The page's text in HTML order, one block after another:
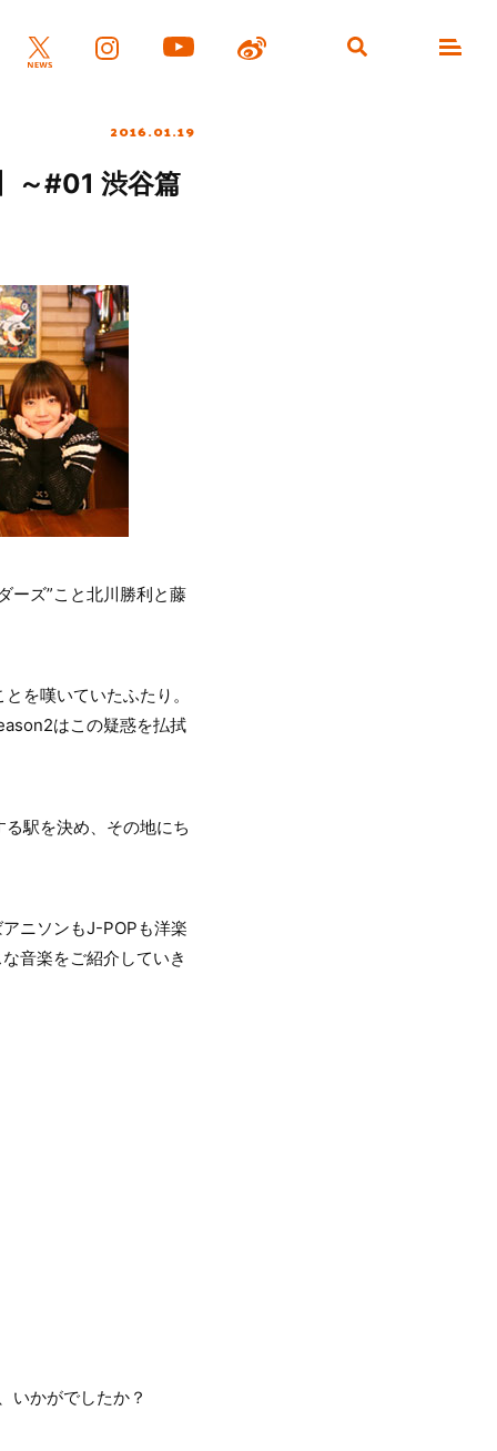
2016.01.19
～#01 渋谷篇
ーズ”こと北川勝利と藤
を嘆いていたふたり。
はこの疑惑を払拭
駅を決め、その地にち
ニソンもJ-POPも洋楽
音楽をご紹介していき
いかがでしたか？